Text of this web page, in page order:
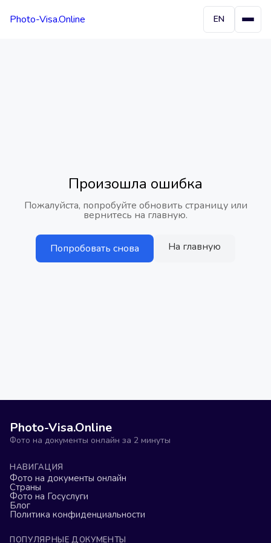
Photo-Visa.Online EN
Произошла ошибка
Пожалуйста, попробуйте обновить страницу или
вернитесь на главную.
Попробовать снова На главную
Photo-Visa.Online
Фото на документы онлайн за 2 минуты
НАВИГАЦИЯ
Фото на документы онлайн
Страны
Фото на Госуслуги
Блог
Политика конфиденциальности
ПОПУЛЯРНЫЕ ДОКУМЕНТЫ